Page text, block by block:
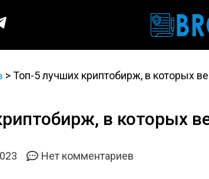
>Топ-5 лучших криптобирж, в которых
в которых
Нет комментариев